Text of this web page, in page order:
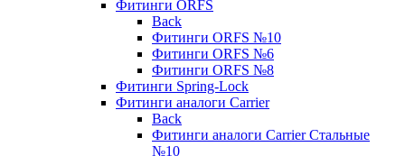
Фитинги ORFS
Back
Фитинги ORFS №10
Фитинги ORFS №6
Фитинги ORFS №8
Фитинги Spring-Lock
Фитинги аналоги Carrier
Back
Фитинги аналоги Carrier Стальные
№10